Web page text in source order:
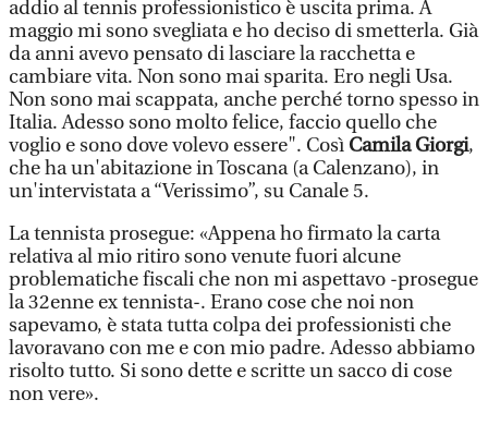
addio al tennis professionistico è uscita prima. A
maggio mi sono svegliata e ho deciso di smetterla. Già
da anni avevo pensato di lasciare la racchetta e
cambiare vita. Non sono mai sparita. Ero negli Usa.
Non sono mai scappata, anche perché torno spesso in
Italia. Adesso sono molto felice, faccio quello che
voglio e sono dove volevo essere". Così Camila Giorgi,
che ha un'abitazione in Toscana (a Calenzano), in
un'intervistata a “Verissimo”, su Canale 5.
La tennista prosegue: «Appena ho firmato la carta
relativa al mio ritiro sono venute fuori alcune
problematiche fiscali che non mi aspettavo -prosegue
la 32enne ex tennista-. Erano cose che noi non
sapevamo, è stata tutta colpa dei professionisti che
lavoravano con me e con mio padre. Adesso abbiamo
risolto tutto. Si sono dette e scritte un sacco di cose
non vere».